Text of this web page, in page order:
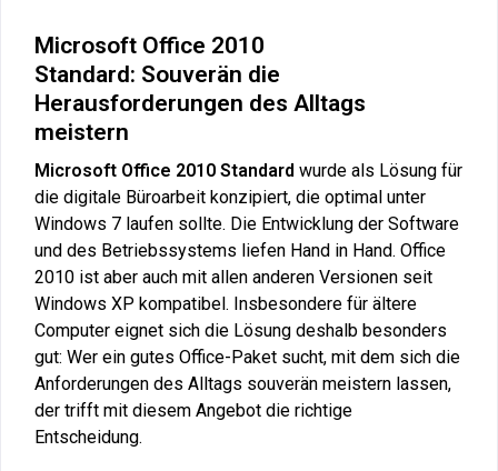
Microsoft Office 2010
Standard: Souverän die
Herausforderungen des Alltags
meistern
Microsoft Office 2010 Standard wurde als Lösung für
die digitale Büroarbeit konzipiert, die optimal unter
Windows 7 laufen sollte. Die Entwicklung der Software
und des Betriebssystems liefen Hand in Hand. Office
2010 ist aber auch mit allen anderen Versionen seit
Windows XP kompatibel. Insbesondere für ältere
Computer eignet sich die Lösung deshalb besonders
gut: Wer ein gutes Office-Paket sucht, mit dem sich die
Anforderungen des Alltags souverän meistern lassen,
der trifft mit diesem Angebot die richtige
Entscheidung.